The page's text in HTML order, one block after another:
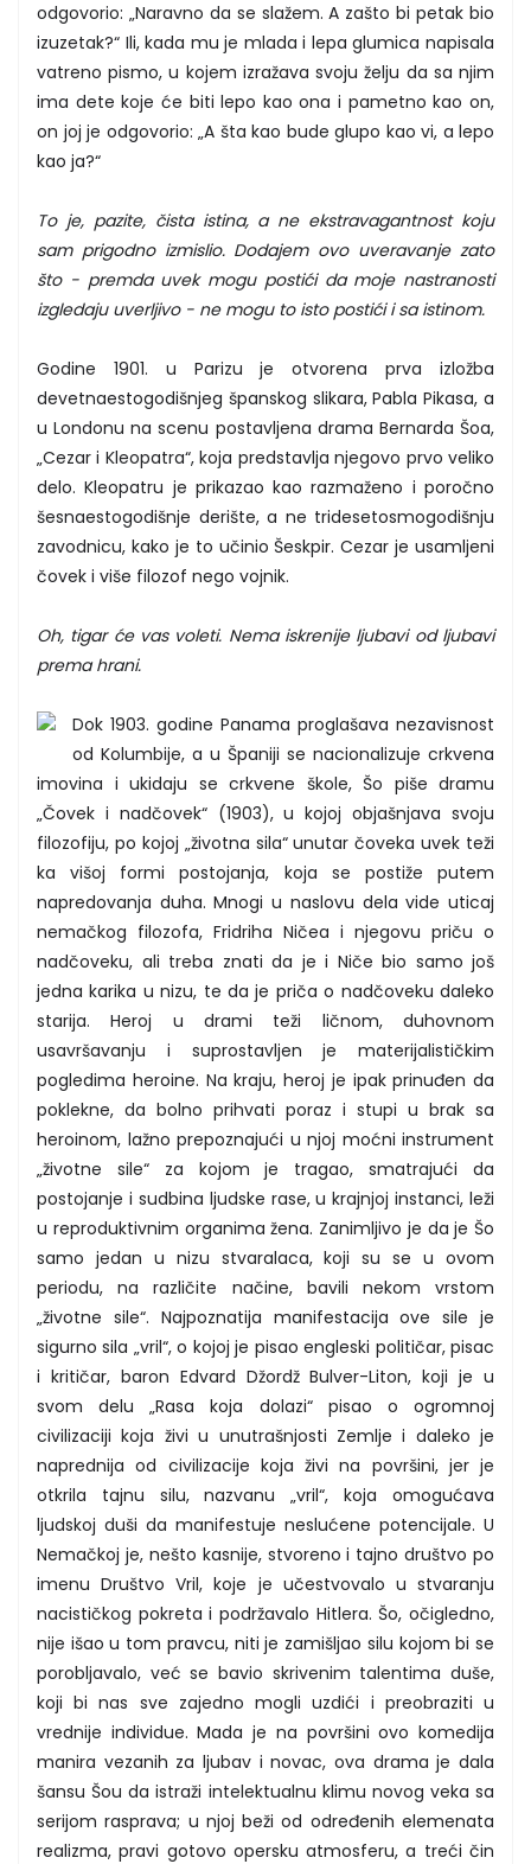
odgovorio: „Naravno da se slažem. A zašto bi petak bio
izuzetak?“ Ili, kada mu je mlada i lepa glumica napisala
vatreno pismo, u kojem izražava svoju želju da sa njim
ima dete koje će biti lepo kao ona i pametno kao on,
on joj je odgovorio: „A šta kao bude glupo kao vi, a lepo
kao ja?“
To je, pazite, čista istina, a ne ekstravagantnost koju
sam prigodno izmislio. Dodajem ovo uveravanje zato
što - premda uvek mogu postići da moje nastranosti
izgledaju uverljivo - ne mogu to isto postići i sa istinom.
Godine 1901. u Parizu je otvorena prva izložba
devetnaestogodišnjeg španskog slikara, Pabla Pikasa, a
u Londonu na scenu postavljena drama Bernarda Šoa,
„Cezar i Kleopatra“, koja predstavlja njegovo prvo veliko
delo. Kleopatru je prikazao kao razmaženo i poročno
šesnaestogodišnje derište, a ne tridesetosmogodišnju
zavodnicu, kako je to učinio Šeskpir. Cezar je usamljeni
čovek i više filozof nego vojnik.
Oh, tigar će vas voleti. Nema iskrenije ljubavi od ljubavi
prema hrani.
Dok 1903. godine Panama proglašava nezavisnost
od Kolumbije, a u Španiji se nacionalizuje crkvena
imovina i ukidaju se crkvene škole, Šo piše dramu
„Čovek i nadčovek“ (1903), u kojoj objašnjava svoju
filozofiju, po kojoj „životna sila“ unutar čoveka uvek teži
ka višoj formi postojanja, koja se postiže putem
napredovanja duha. Mnogi u naslovu dela vide uticaj
nemačkog filozofa, Fridriha Ničea i njegovu priču o
nadčoveku, ali treba znati da je i Niče bio samo još
jedna karika u nizu, te da je priča o nadčoveku daleko
starija. Heroj u drami teži ličnom, duhovnom
usavršavanju i suprostavljen je materijalističkim
pogledima heroine. Na kraju, heroj je ipak prinuđen da
poklekne, da bolno prihvati poraz i stupi u brak sa
heroinom, lažno prepoznajući u njoj moćni instrument
„životne sile“ za kojom je tragao, smatrajući da
postojanje i sudbina ljudske rase, u krajnjoj instanci, leži
u reproduktivnim organima žena. Zanimljivo je da je Šo
samo jedan u nizu stvaralaca, koji su se u ovom
periodu, na različite načine, bavili nekom vrstom
„životne sile“. Najpoznatija manifestacija ove sile je
sigurno sila „vril“, o kojoj je pisao engleski političar, pisac
i kritičar, baron Edvard Džordž Bulver-Liton, koji je u
svom delu „Rasa koja dolazi“ pisao o ogromnoj
civilizaciji koja živi u unutrašnjosti Zemlje i daleko je
naprednija od civilizacije koja živi na površini, jer je
otkrila tajnu silu, nazvanu „vril“, koja omogućava
ljudskoj duši da manifestuje neslućene potencijale. U
Nemačkoj je, nešto kasnije, stvoreno i tajno društvo po
imenu Društvo Vril, koje je učestvovalo u stvaranju
nacističkog pokreta i podržavalo Hitlera. Šo, očigledno,
nije išao u tom pravcu, niti je zamišljao silu kojom bi se
porobljavalo, već se bavio skrivenim talentima duše,
koji bi nas sve zajedno mogli uzdići i preobraziti u
vrednije individue. Mada je na površini ovo komedija
manira vezanih za ljubav i novac, ova drama je dala
šansu Šou da istraži intelektualnu klimu novog veka sa
serijom rasprava; u njoj beži od određenih elemenata
realizma, pravi gotovo opersku atmosferu, a treći čin